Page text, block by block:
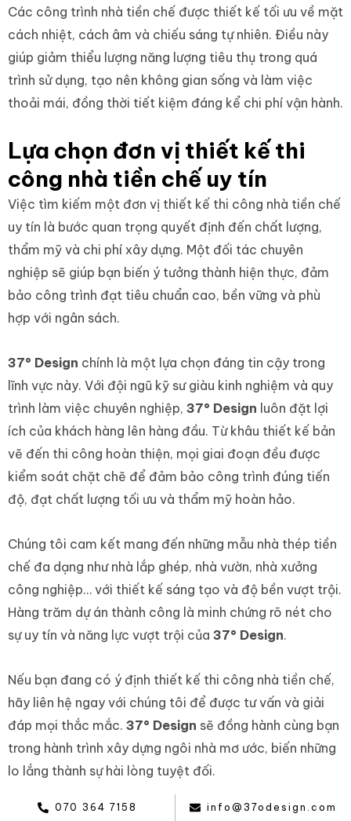
Các công trình nhà tiền chế được thiết kế tối ưu về mặt
cách nhiệt, cách âm và chiếu sáng tự nhiên. Điều này
giúp giảm thiểu lượng năng lượng tiêu thụ trong quá
trình sử dụng, tạo nên không gian sống và làm việc
thoải mái, đồng thời tiết kiệm đáng kể chi phí vận hành.
Lựa chọn đơn vị thiết kế thi
công nhà tiền chế uy tín
Việc tìm kiếm một đơn vị thiết kế thi công nhà tiền chế
uy tín là bước quan trọng quyết định đến chất lượng,
thẩm mỹ và chi phí xây dựng. Một đối tác chuyên
nghiệp sẽ giúp bạn biến ý tưởng thành hiện thực, đảm
bảo công trình đạt tiêu chuẩn cao, bền vững và phù
hợp với ngân sách.
37° Design chính là một lựa chọn đáng tin cậy trong
lĩnh vực này. Với đội ngũ kỹ sư giàu kinh nghiệm và quy
trình làm việc chuyên nghiệp, 37° Design luôn đặt lợi
ích của khách hàng lên hàng đầu. Từ khâu thiết kế bản
vẽ đến thi công hoàn thiện, mọi giai đoạn đều được
kiểm soát chặt chẽ để đảm bảo công trình đúng tiến
độ, đạt chất lượng tối ưu và thẩm mỹ hoàn hảo.
Chúng tôi cam kết mang đến những mẫu nhà thép tiền
chế đa dạng như nhà lắp ghép, nhà vườn, nhà xưởng
công nghiệp… với thiết kế sáng tạo và độ bền vượt trội.
Hàng trăm dự án thành công là minh chứng rõ nét cho
sự uy tín và năng lực vượt trội của 37° Design.
Nếu bạn đang có ý định thiết kế thi công nhà tiền chế,
hãy liên hệ ngay với chúng tôi để được tư vấn và giải
đáp mọi thắc mắc. 37° Design sẽ đồng hành cùng bạn
trong hành trình xây dựng ngôi nhà mơ ước, biến những
lo lắng thành sự hài lòng tuyệt đối.
070 364 7158 info@37odesign.com